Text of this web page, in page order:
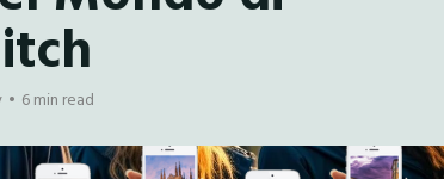
6 min read